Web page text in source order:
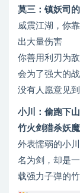
莫三：镇妖司
威震江湖，你
出大量伤害
你善用利刃为
会为了强大的
没有人愿意见
小川：偷跑下
竹火剑猎杀妖魔
外表懦弱的小
名为剑，却是
载强力子弹的